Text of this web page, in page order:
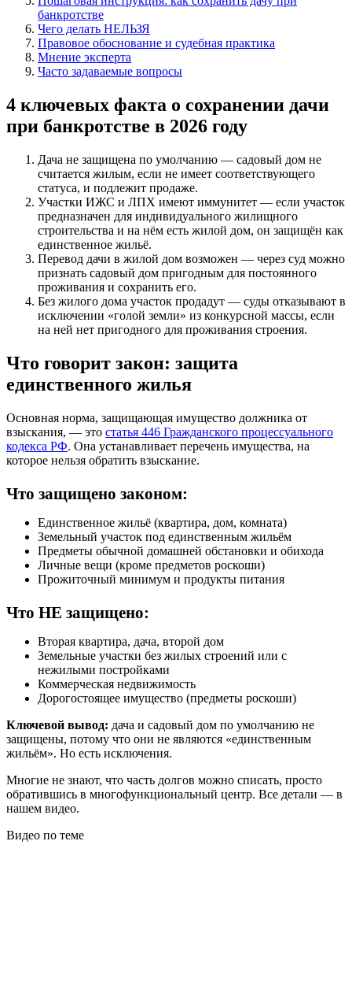
банкротстве
Чего делать НЕЛЬЗЯ
Правовое обоснование и судебная практика
Мнение эксперта
Часто задаваемые вопросы
4 ключевых факта о сохранении дачи
при банкротстве в 2026 году
Дача не защищена по умолчанию — садовый дом не
считается жилым, если не имеет соответствующего
статуса, и подлежит продаже.
Участки ИЖС и ЛПХ имеют иммунитет — если участок
предназначен для индивидуального жилищного
строительства и на нём есть жилой дом, он защищён как
единственное жильё.
Перевод дачи в жилой дом возможен — через суд можно
признать садовый дом пригодным для постоянного
проживания и сохранить его.
Без жилого дома участок продадут — суды отказывают в
исключении «голой земли» из конкурсной массы, если
на ней нет пригодного для проживания строения.
Что говорит закон: защита
единственного жилья
Основная норма, защищающая имущество должника от
взыскания, — это статья 446 Гражданского процессуального
кодекса РФ. Она устанавливает перечень имущества, на
которое нельзя обратить взыскание.
Что защищено законом:
Единственное жильё (квартира, дом, комната)
Земельный участок под единственным жильём
Предметы обычной домашней обстановки и обихода
Личные вещи (кроме предметов роскоши)
Прожиточный минимум и продукты питания
Что НЕ защищено:
Вторая квартира, дача, второй дом
Земельные участки без жилых строений или с
нежилыми постройками
Коммерческая недвижимость
Дорогостоящее имущество (предметы роскоши)
Ключевой вывод: дача и садовый дом по умолчанию не
защищены, потому что они не являются «единственным
жильём». Но есть исключения.
Многие не знают, что часть долгов можно списать, просто
обратившись в многофункциональный центр. Все детали — в
нашем видео.
Видео по теме